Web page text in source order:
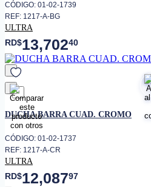
CÓDIGO: 01-02-1739
REF: 1217-A-BG
ULTRA
RD$13,70240
favorito
DUCHA BARRA CUAD. CROMO
CÓDIGO: 01-02-1737
REF: 1217-A-CR
ULTRA
RD$12,08797